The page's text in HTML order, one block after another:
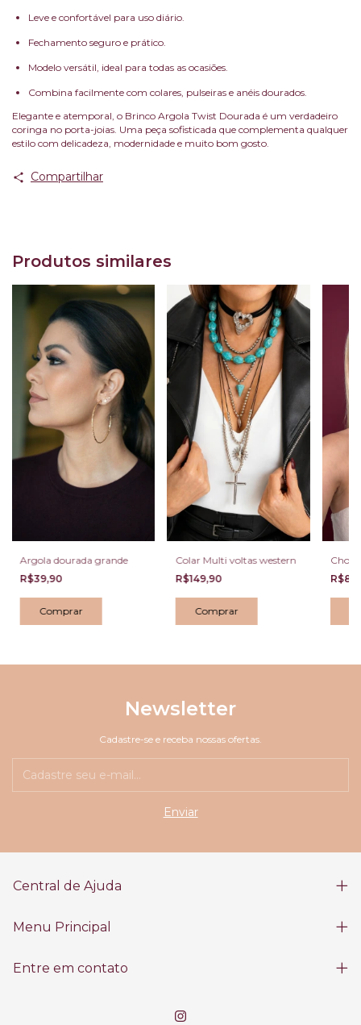
Leve e confortável para uso diário.
Fechamento seguro e prático.
Modelo versátil, ideal para todas as ocasiões.
Combina facilmente com colares, pulseiras e anéis dourados.
Elegante e atemporal, o Brinco Argola Twist Dourada é um verdadeiro
coringa no porta-joias. Uma peça sofisticada que complementa qualquer
estilo com delicadeza, modernidade e muito bom gosto.
Compartilhar
Produtos similares
Argola dourada grande
R$39,90
Colar Multi voltas western
R$149,90
Newsletter
Cadastre-se e receba nossas ofertas.
Central de Ajuda
Menu Principal
Entre em contato